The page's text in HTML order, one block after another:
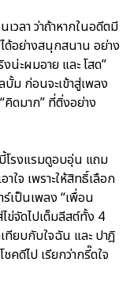
วลา ว่าถ้าหากในอดีตมี
ด้อย่างสนุกสนาน อย่าง
น่ะผมอาย และ โสด”
ม ก่อนจะเข้าสู่เพลง
คิดมาก” ที่ติ่งอย่าง
โรงแรมดูอบอุ่น แถม
ใจ เพราะให้สิทธิ์เลือก
เป็นเพลง “เพื่อน
ข่จัดไปเต็มลีสต์ทั้ง 4
ทียบกับใจฉัน และ ปาฎิ
ดีไป เรียกว่ากรี๊ดใจ